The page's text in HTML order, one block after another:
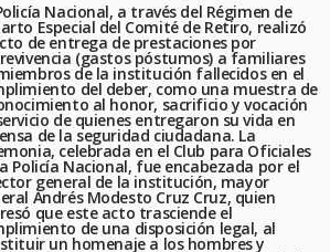
Nacional, a través del Régimen de
Especial del Comité de Retiro, realizó
de entrega de prestaciones por
(gastos póstumos) a familiares
de la institución fallecidos en el
del deber, como una muestra de
al honor, sacrificio y vocación
de quienes entregaron su vida en
de la seguridad ciudadana. La
celebrada en el Club para Oficiales
Policía Nacional, fue encabezada por el
general de la institución, mayor
Andrés Modesto Cruz Cruz, quien
que este acto trasciende el
de una disposición legal, al
un homenaje a los hombres y